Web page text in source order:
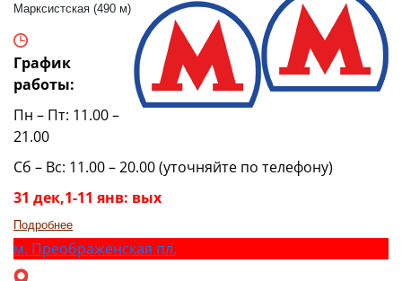
Марксистская (490 м)
График
работы:
Пн – Пт: 11.00 –
21.00
Сб – Вс: 11.00 – 20.00 (уточняйте по телефону)
31 дек,1-11 янв: вых
Подробнее
м. Преображенская пл.